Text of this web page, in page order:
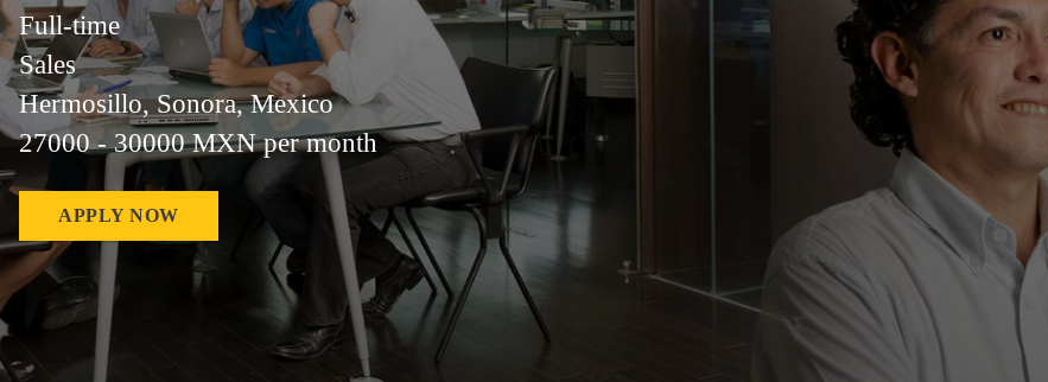
Full-time
Sales
Hermosillo, Sonora, Mexico
27000 - 30000 MXN per month
APPLY NOW